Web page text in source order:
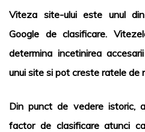
Viteza site-ului este unul
Google de clasificare.
determina incetinirea
unui site si pot creste ratele de
Din punct de vedere istoric,
factor de clasificare atunci